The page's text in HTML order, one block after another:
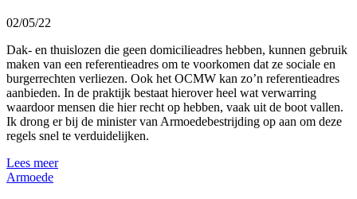
02/05/22
Dak- en thuislozen die geen domicilieadres hebben, kunnen gebruik
maken van een referentieadres om te voorkomen dat ze sociale en
burgerrechten verliezen. Ook het OCMW kan zo’n referentieadres
aanbieden. In de praktijk bestaat hierover heel wat verwarring
waardoor mensen die hier recht op hebben, vaak uit de boot vallen.
Ik drong er bij de minister van Armoedebestrijding op aan om deze
regels snel te verduidelijken.
Lees meer
Armoede